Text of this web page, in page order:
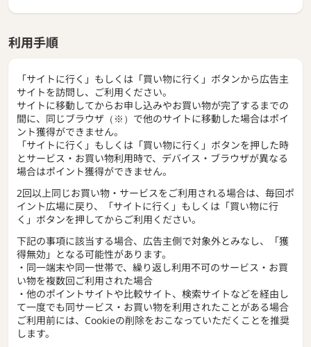
利用手順
「サイトに行く」もしくは「買い物に行く」ボタンから広告主
サイトを訪問し、ご利用ください。
サイトに移動してからお申し込みやお買い物が完了するまでの
間に、同じブラウザ（※）で他のサイトに移動した場合はポイ
ント獲得ができません。
「サイトに行く」もしくは「買い物に行く」ボタンを押した時
とサービス・お買い物利用時で、デバイス・ブラウザが異なる
場合はポイント獲得ができません。
2回以上同じお買い物・サービスをご利用される場合は、毎回ポ
イント広場に戻り、「サイトに行く」もしくは「買い物に行
く」ボタンを押してからご利用ください。
下記の事項に該当する場合、広告主側で対象外とみなし、「獲
得無効」となる可能性があります。
・同一端末や同一世帯で、繰り返し利用不可のサービス・お買
い物を複数回ご利用された場合
・他のポイントサイトや比較サイト、検索サイトなどを経由し
て一度でも同サービス・お買い物を利用されたことがある場合
ご利用前には、Cookieの削除をおこなっていただくことを推奨
します。